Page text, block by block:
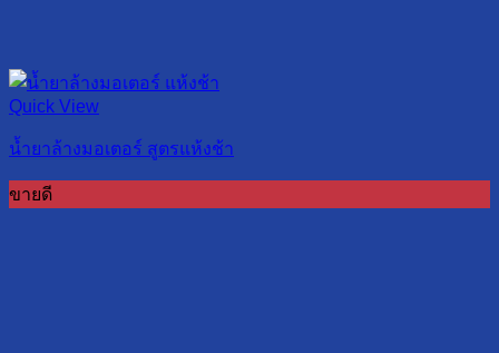
Quick View
น้ำยาล้างมอเตอร์ สูตรแห้งช้า
ขายดี